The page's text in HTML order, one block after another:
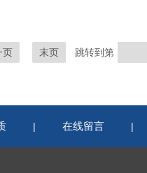
页 末页 跳转到第
| 在线留言 |